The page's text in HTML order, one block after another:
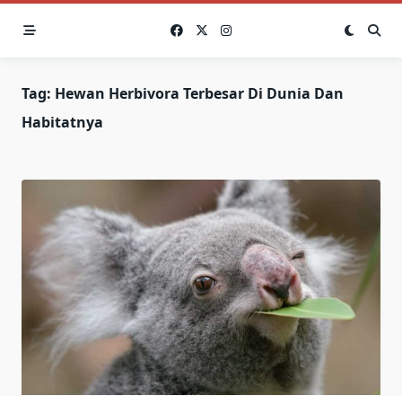
Tag: Hewan Herbivora Terbesar Di Dunia Dan
Habitatnya